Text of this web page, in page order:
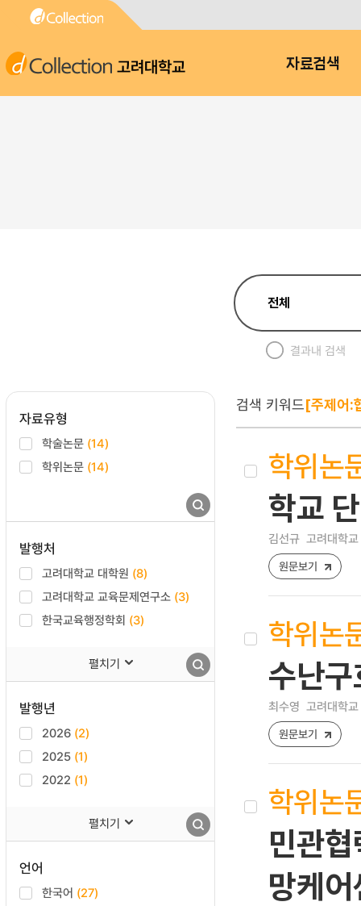
고려대학교 자료검색
결과내 검색
자료유형
학술논문 (14)
학위논문 (14)
발행처
고려대학교 대학원 (8)
고려대학교 교육문제연구소 (3)
한국교육행정학회 (3)
펼치기
발행년
2026 (2)
2025 (1)
2022 (1)
펼치기
언어
한국어 (27)
검색 키워드[주제어:
학위논
학교
김선규 고려대학
원문보기
학위논
수난
최수영 고려대학
원문보기
학위논
민관
망케